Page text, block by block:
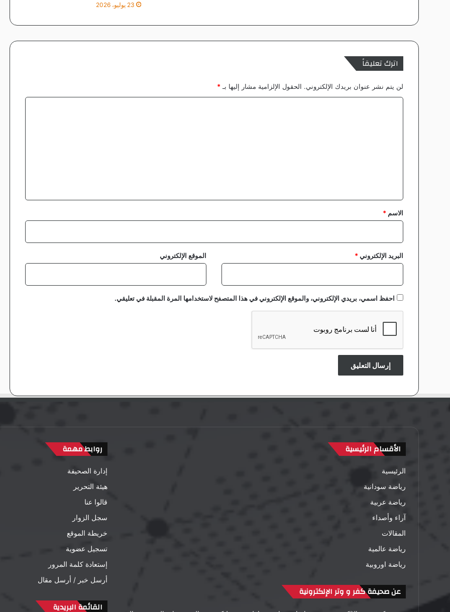
ي
23 يوليو، 2026
اترك تعليقاً
لن يتم نشر عنوان بريدك الإلكتروني. الحقول الإلزامية مشار إليها بـ*
*
الاسم *
البريد الإلكتروني* الموقع الإلكتروني
احفظ اسمي، بريدي الإلكتروني، والموقع الإلكتروني في هذا المتصفح لاستخدامها المرة المقبلة في تعليقي.
الأقسام الرئيسية
الرئيسية
رياضة سودانية
رياضة عربية
آراء وأصداء
المقالات
رياضة عالمية
رياضة اوروبية
عن صحيفة كفر و وتر الإلكترونية
روابط مهمة
إدارة الصحيفة
هيئة التحرير
قالوا عنا
سجل الزوار
خريطة الموقع
تسجيل عضوية
إستعادة كلمة المرور
أرسل خبر / أرسل مقال
القائمة البريدية